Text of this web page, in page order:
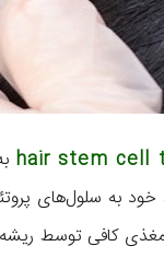
hair stem cell
به سلول‌های
کافی توسط ریشه